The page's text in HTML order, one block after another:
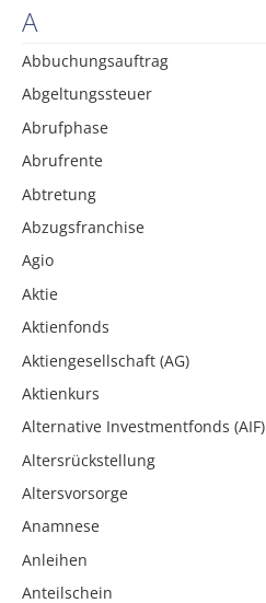
A
Abbuchungsauftrag
Abgeltungssteuer
Abrufphase
Abrufrente
Abtretung
Abzugsfranchise
Agio
Aktie
Aktienfonds
Aktiengesellschaft (AG)
Aktienkurs
Alternative Investmentfonds (AIF)
Altersrückstellung
Altersvorsorge
Anamnese
Anleihen
Anteilschein